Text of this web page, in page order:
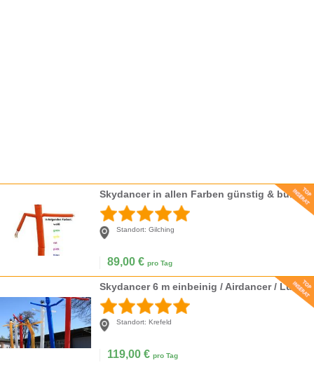
Skydancer in allen Farben günstig & bundesweit
Standort: Gilching
89,00 € pro Tag
Skydancer 6 m einbeinig / Airdancer / Luftdancer
Standort: Krefeld
119,00 € pro Tag